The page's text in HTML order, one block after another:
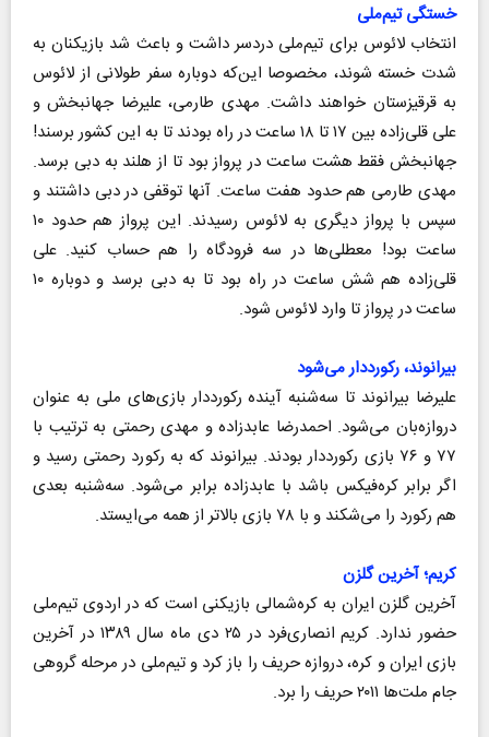
خستگی تیم‌ملی
انتخاب لائوس برای تیم‌ملی دردسر داشت و باعث شد بازیکنان به
شدت خسته شوند، مخصوصا این‌که دوباره سفر طولانی از لائوس
به قرقیزستان خواهند داشت. مهدی طارمی، علیرضا جهانبخش و
علی قلی‌زاده بین ۱۷ تا ۱۸ ساعت در راه بودند تا به این کشور برسند!
جهانبخش فقط هشت ساعت در پرواز بود تا از هلند به دبی برسد.
مهدی طارمی هم حدود هفت ساعت. آنها توقفی در دبی داشتند و
سپس با پرواز دیگری به لائوس رسیدند. این پرواز هم حدود ۱۰
ساعت بود! معطلی‌ها در سه فرودگاه را هم حساب کنید. علی
قلی‌زاده هم شش ساعت در راه بود تا به دبی برسد و دوباره ۱۰
ساعت در پرواز تا وارد لائوس شود.
بیرانوند، رکورددار می‌شود
علیرضا بیرانوند تا سه‌شنبه آینده رکورددار بازی‌های ملی به عنوان
دروازه‌بان می‌شود. احمدرضا عابدزاده و مهدی رحمتی به ترتیب با
۷۷ و ۷۶ بازی رکورددار بودند. بیرانوند که به رکورد رحمتی رسید و
اگر برابر کره‌فیکس باشد با عابدزاده برابر می‌شود. سه‌شنبه بعدی
هم رکورد را می‌شکند و با ۷۸ بازی بالاتر از همه می‌ایستد.
کریم؛ آخرین گلزن
آخرین گلزن ایران به کره‌شمالی بازیکنی است که در اردوی تیم‌ملی
حضور ندارد. کریم انصاری‌فرد در ۲۵ دی ماه سال ۱۳۸۹ در آخرین
بازی ایران و کره، دروازه حریف را باز کرد و تیم‌ملی در مرحله گروهی
جام ملت‌ها ۲۰۱۱ حریف را برد.